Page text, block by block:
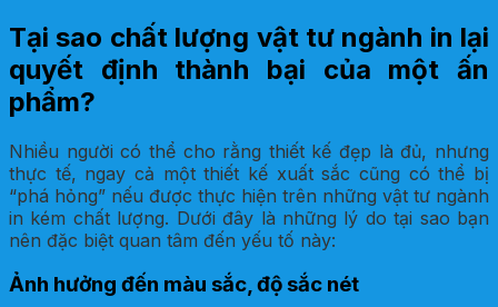
Tại sao chất lượng vật tư ngành in lại
quyết định thành bại của một ấn
phẩm?
Nhiều người có thể cho rằng thiết kế đẹp là đủ, nhưng
thực tế, ngay cả một thiết kế xuất sắc cũng có thể bị
“phá hỏng” nếu được thực hiện trên những vật tư ngành
in kém chất lượng. Dưới đây là những lý do tại sao bạn
nên đặc biệt quan tâm đến yếu tố này:
Ảnh hưởng đến màu sắc, độ sắc nét